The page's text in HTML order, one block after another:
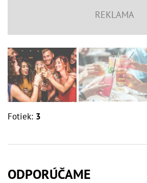
Fotiek: 3
ODPORÚČAME